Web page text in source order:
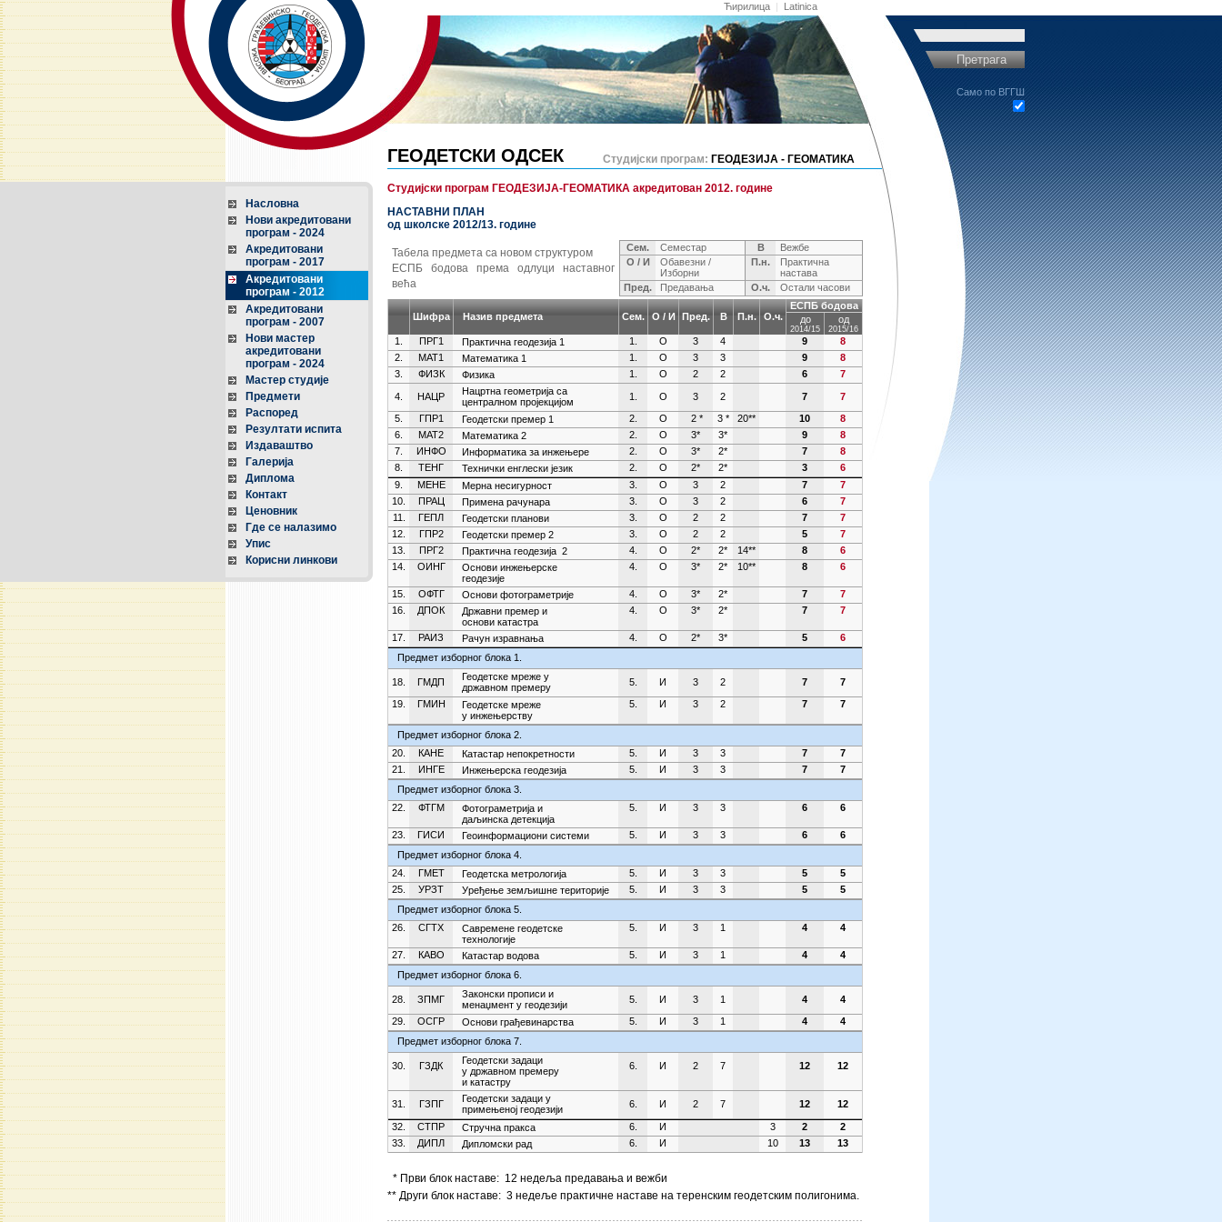
Ћирилица | Latinica
ГЕОДЕТСКИ ОДСЕК Студијски програм: ГЕОДЕЗИЈА - ГЕОМАТИКА
Претрага
Само по ВГГШ
Насловна
Нови акредитовани
програм - 2024
Акредитовани
програм - 2017
Акредитовани
програм - 2012
Акредитовани
програм - 2007
Нови мастер
акредитовани
програм - 2024
Мастер студије
Предмети
Распоред
Резултати испита
Издаваштво
Галерија
Диплома
Контакт
Ценовник
Где се налазимо
Упис
Корисни линкови
Студијски програм ГЕОДЕЗИЈА-ГЕОМАТИКА акредитован 2012. године
НАСТАВНИ ПЛАН
од школске 2012/13. године
Табела предмета са новом структуром
ЕСПБ бодова према одлуци наставног
већа
Сем. Семестар В
Вежбе
О / И
Обавезни /
Изборни
П.н.
Практична
настава
Пред.
Предавања О.ч. Остали часови
Шифра Назив предмета Сем. О / И Пред. В П.н. О.ч.
ЕСПБ бодова
до
2014/15
од
2015/16
1. ПРГ1 Практична геодезија 1 1. О 3 4 9
8
2.
МАТ1 Математика 1 1. О 3 3 9
8
3.
ФИЗК Физика 1. О 2 2 6 7
4. НАЦР
Нацртна геометрија са
централном пројекцијом
1. О 3 2 7
7
5.
ГПР1 Геодетски премер 1 2. О 2 * 3 * 20** 10
8
6.
МАТ2 Математика 2 2. О 3* 3* 9
8
7.
ИНФО Информатика за инжењере 2. О 3* 2* 7
8
8.
ТЕНГ Технички енглески језик 2. О 2* 2* 3
6
9.
МЕНЕ Мерна несигурност 3. О 3 2 7
7
10.
ПРАЦ Примена рачунара 3. О 3 2 6
7
11.
ГЕПЛ Геодетски планови 3. О 2 2 7
7
12.
ГПР2 Геодетски премер 2 3. О 2 2 5
7
13.
ПРГ2 Практична геодезија 2 4. О 2* 2* 14** 8
6
14.
ОИНГ
Основи инжењерске
геодезије
4. О 3* 2* 10** 8 6
15. ОФТГ Основи фотограметрије 4. О 3* 2* 7
7
16.
ДПОК
Државни премер и
основи катастра
4. О 3* 2* 7 7
17. РАИЗ Рачун изравнања 4. О 2* 3* 5
6
Предмет изборног блока 1.
18. ГМДП
Геодетске мреже у
државном премеру
5. И 3 2 7
7
19.
ГМИН
Геодетске мреже
у инжењерству
5. И 3 2 7 7
Предмет изборног блока 2.
20.
КАНЕ Катастар непокретности 5. И 3 3 7
7
21.
ИНГЕ Инжењерска геодезија 5. И 3 3 7
7
Предмет изборног блока 3.
22.
ФТГМ
Фотограметрија и
даљинска детекција
5. И 3 3 6 6
23. ГИСИ Геоинформациони системи 5. И 3 3 6
6
Предмет изборног блока 4.
24.
ГМЕТ Геодетска метрологија 5. И 3 3 5
5
25.
УРЗТ Уређење земљишне територије 5. И 3 3 5
5
Предмет изборног блока 5.
26.
СГТХ
Савремене геодетске
технологије
5. И 3 1 4 4
27. КАВО Катастар водова 5. И 3 1 4
4
Предмет изборног блока 6.
28. ЗПМГ
Законски прописи и
менаџмент у геодезији
5. И 3 1 4
4
29.
ОСГР Основи грађевинарства 5. И 3 1 4
4
Предмет изборног блока 7.
30. ГЗДК
Геодетски задаци
у државном премеру
и катастру
6. И 2 7 12 12
31. ГЗПГ
Геодетски задаци у
примењеној геодезији
6. И 2 7 12 12
32. СТПР Стручна пракса 6. И 3 2
2
33.
ДИПЛ Дипломски рад 6. И 10 13 13
* Први блок наставе: 12 недеља предавања и вежби
** Други блок наставе: 3 недеље практичне наставе на теренским геодетским полигонима.